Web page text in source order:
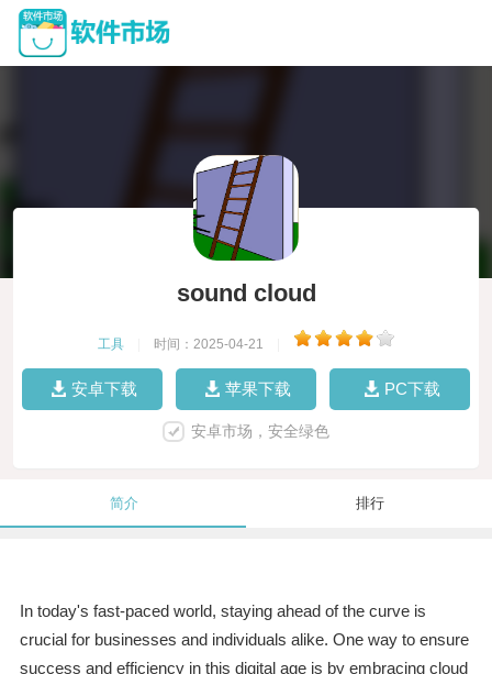
sound cloud
工具 时间：2025-04-21
安卓下载 苹果下载 PC下载
安卓市场，安全绿色
简介 排行
In today's fast-paced world, staying ahead of the curve is
crucial for businesses and individuals alike. One way to ensure
success and efficiency in this digital age is by embracing cloud